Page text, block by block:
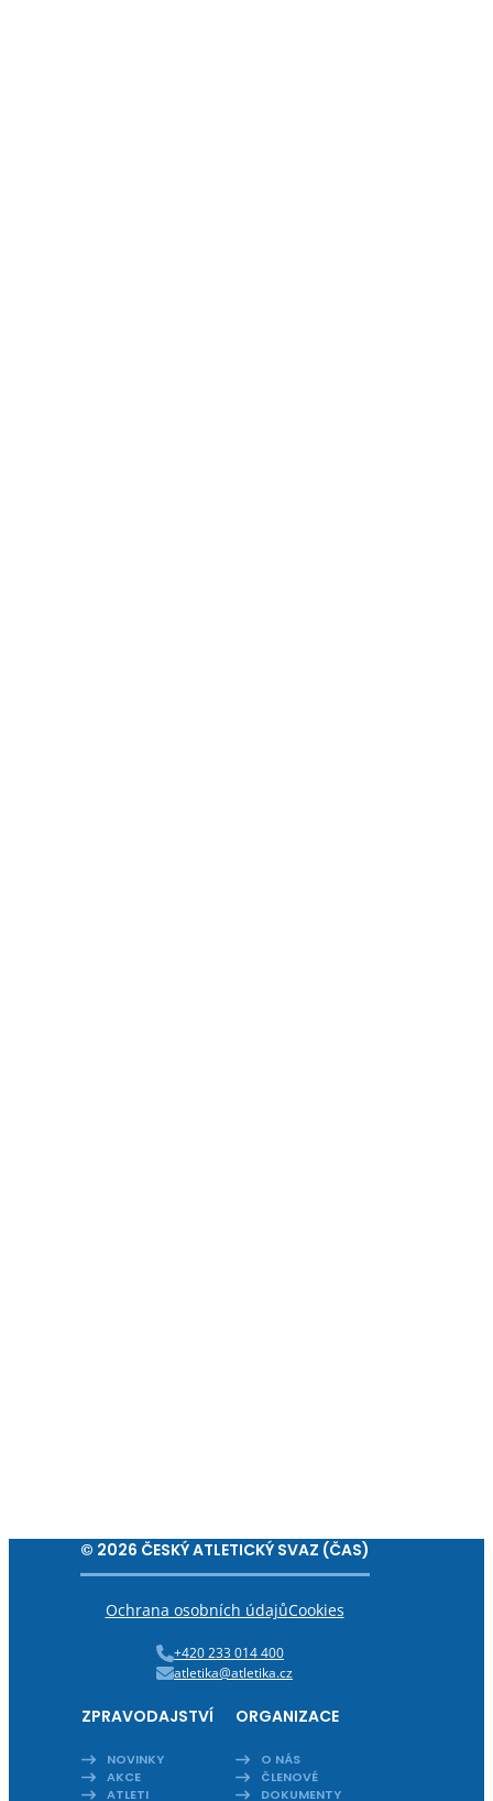
© 2026 ČESKÝ ATLETICKÝ SVAZ (ČAS)
Ochrana osobních údajůCookies
+420 233 014 400
atletika@atletika.cz
ZPRAVODAJSTVÍ
NOVINKY
AKCE
ATLETI
ORGANIZACE
O NÁS
ČLENOVÉ
DOKUMENTY